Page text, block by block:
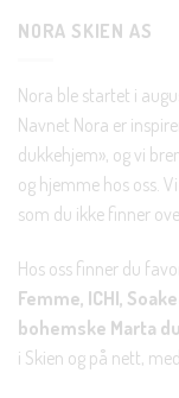
NORA SKIEN AS
Nora ble startet i
Navnet Nora er
dukkehjem», og vi
og hjemme hos oss.
som du ikke finner
Hos oss finner du
Femme, ICHI,
bohemske Marta
i Skien og på nett,